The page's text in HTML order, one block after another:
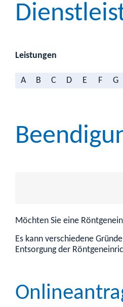
Leistungen
A B C D E F G
Möchten Sie eine
Es kann verschiedene
Entsorgung der